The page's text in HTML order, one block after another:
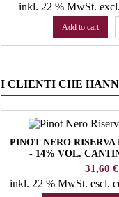
inkl. 22 % MwSt.
Add to cart
I CLIENTI CHE
PINOT NERO RISERVA
- 14% VOL.
Prezzo
31,60 €
inkl. 22 % MwSt.escl.